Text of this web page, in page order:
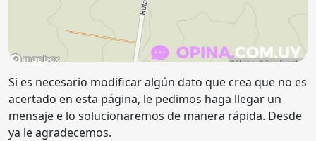
Si es necesario modificar algún dato que crea que no es
acertado en esta página, le pedimos haga llegar un
mensaje e lo solucionaremos de manera rápida. Desde
ya le agradecemos.